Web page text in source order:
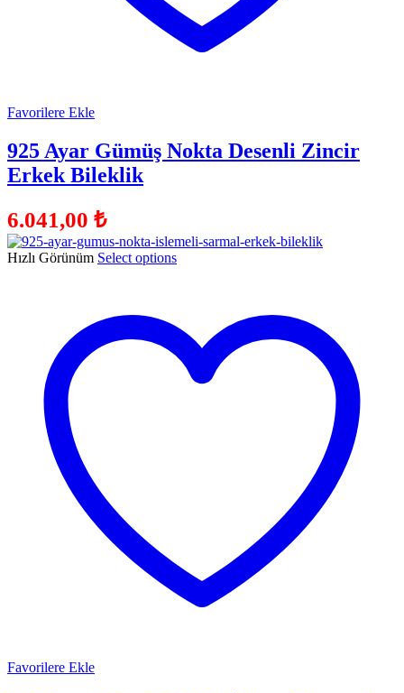
Favorilere Ekle
925 Ayar Gümüş Nokta Desenli Zincir
Erkek Bileklik
6.041,00 ₺
Hızlı Görünüm Select options
Favorilere Ekle